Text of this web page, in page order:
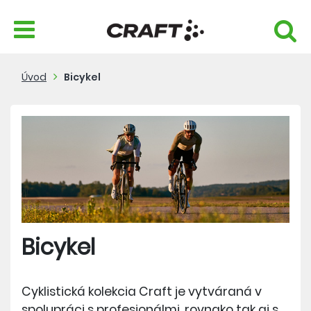
Úvod Bicykel
Bicykel
Cyklistická kolekcia Craft je vytváraná v